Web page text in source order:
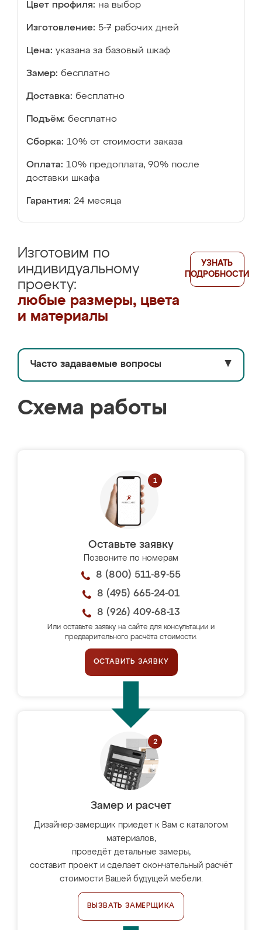
Цвет профиля: на выбор
Изготовление: 5-7 рабочих дней
Цена: указана за базовый шкаф
Замер: бесплатно
Доставка: бесплатно
Подъём: бесплатно
Сборка: 10% от стоимости заказа
Оплата: 10% предоплата, 90% после
доставки шкафа
Гарантия: 24 месяца
Изготовим по
индивидуальному
проекту:
любые размеры, цвета
и материалы
УЗНАТЬ
ПОДРОБНОСТИ
Часто задаваемые вопросы ▼
Схема работы
Оставьте заявку
Позвоните по номерам
8 (800) 511-89-55
8 (495) 665-24-01
8 (926) 409-68-13
Или оставьте заявку на сайте для консультации и
предварительного расчёта стоимости.
ОСТАВИТЬ ЗАЯВКУ
Замер и расчет
Дизайнер-замерщик приедет к Вам с каталогом
материалов,
проведёт детальные замеры,
составит проект и сделает окончательный расчёт
стоимости Вашей будущей мебели.
ВЫЗВАТЬ ЗАМЕРЩИКА